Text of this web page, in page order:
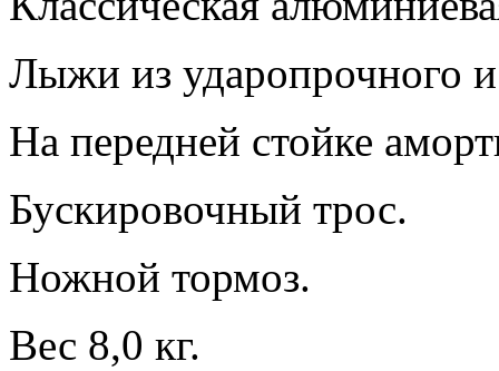
Лыжи из ударопрочного и
На передней стойке
Бускировочный трос.
Ножной тормоз.
Вес 8,0 кг.